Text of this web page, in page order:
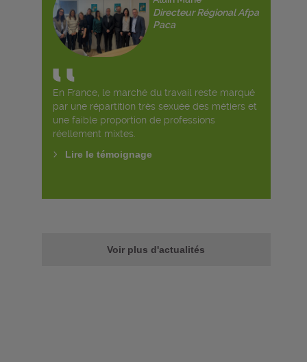
Directeur Régional Afpa
Paca
En France, le marché du travail reste marqué
par une répartition très sexuée des métiers et
une faible proportion de professions
réellement mixtes.
Lire le témoignage
Voir plus d'actualités